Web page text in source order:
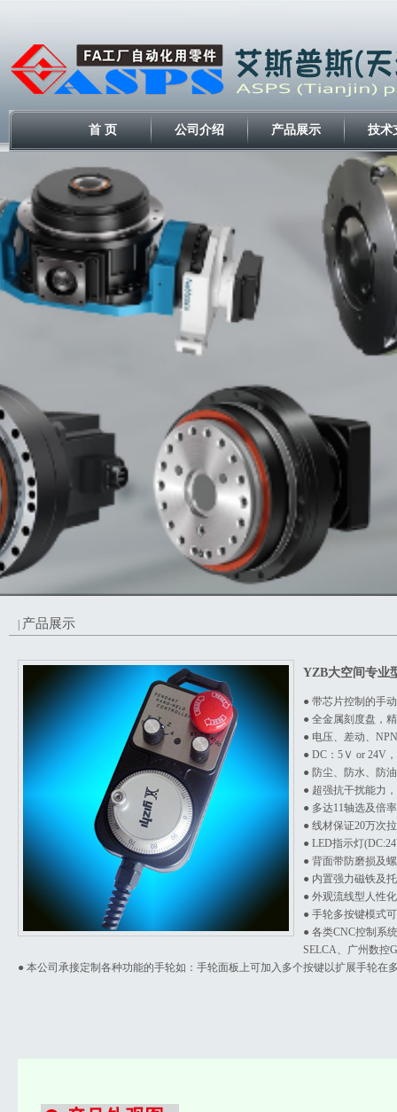
首 页 公司介绍 产品展示 技术
产品展示
YZB大空间专业
● 带芯片控制的手
● 全金属刻度盘，
● 电压、差动、
● DC：5Ｖ or 24V
● 防尘、防水、防
● 超强抗干扰能力
● 多达11轴选及倍
● 线材保证20万次
● LED指示灯
● 背面带防磨损及
● 内置强力磁铁及
● 外观流线型人性
● 手轮多按键模式
● 各类CNC控制系
SELCA、广州数控
● 本公司承接定制各种功能的手轮如：手轮面板上可加入多个按键以扩展手轮在